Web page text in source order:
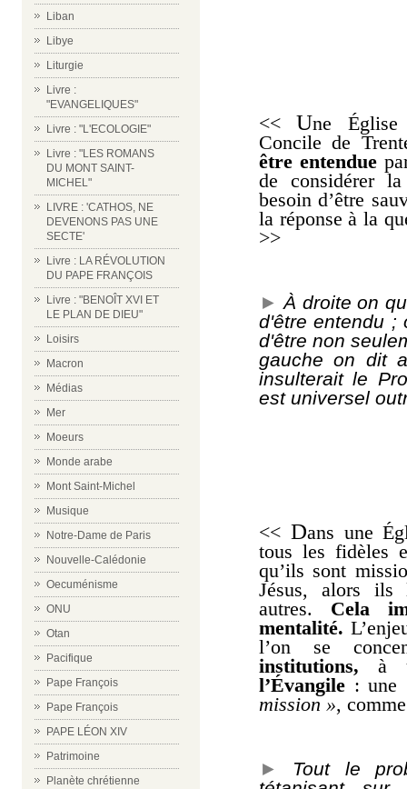
Liban
Libye
Liturgie
Livre :
"EVANGELIQUES"
Livre : "L'ECOLOGIE"
Livre : "LES ROMANS
DU MONT SAINT-
MICHEL"
LIVRE : 'CATHOS, NE
DEVENONS PAS UNE
SECTE'
Livre : LA RÉVOLUTION
DU PAPE FRANÇOIS
Livre : "BENOÎT XVI ET
LE PLAN DE DIEU"
Loisirs
Macron
Médias
Mer
Moeurs
Monde arabe
Mont Saint-Michel
Musique
Notre-Dame de Paris
Nouvelle-Calédonie
Oecuménisme
ONU
Otan
Pacifique
Pape François
Pape François
PAPE LÉON XIV
Patrimoine
Planète chrétienne
<<Une Église
Concile de
être entendue
de considérer
besoin d’être
la réponse à la
>>
► À droite on
d'être entendu ;
d'être non
gaucheon dit
insulterait le
est universel
<< Dans une
tous les fidèles
qu’ils sont
Jésus, alors ils
autres. Cela
mentalité.
l’on se
institutions, à
l’Évangile : une
mission »,
► Tout le